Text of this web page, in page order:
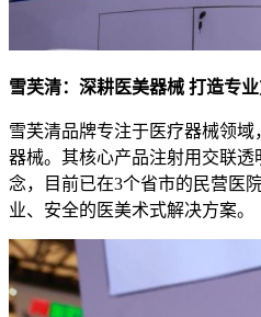
雪芙清：深耕医美器械 打造专
雪芙清品牌专注于医疗器械领
器械。其核心产品注射用交联
念，目前已在3个省市的民营医
业、安全的医美术式解决方案。